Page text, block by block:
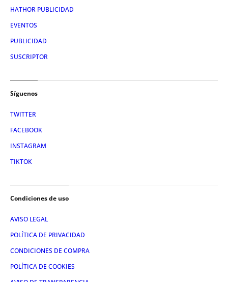
HATHOR PUBLICIDAD
EVENTOS
PUBLICIDAD
SUSCRIPTOR
Síguenos
TWITTER
FACEBOOK
INSTAGRAM
TIKTOK
Condiciones de uso
AVISO LEGAL
POLÍTICA DE PRIVACIDAD
CONDICIONES DE COMPRA
POLÍTICA DE COOKIES